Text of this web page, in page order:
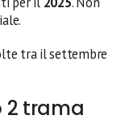
tra il settembre
2 trama